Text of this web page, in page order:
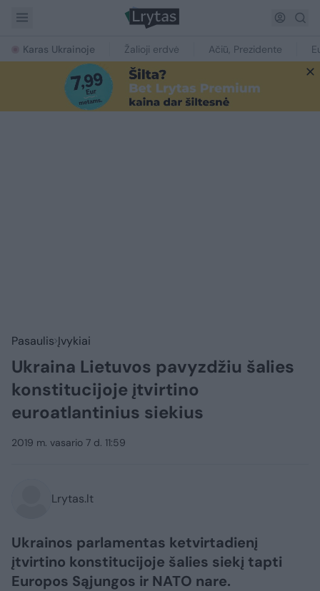
Karas Ukrainoje Žalioji erdvė Ačiū, Prezidente
Pasaulis Įvykiai
Ukraina Lietuvos pavyzdžiu šalies
konstitucijoje įtvirtino
euroatlantinius siekius
2019 m. vasario 7 d. 11:59
Lrytas.lt
Ukrainos parlamentas ketvirtadienį
įtvirtino konstitucijoje šalies siekį tapti
Europos Sąjungos ir NATO nare.